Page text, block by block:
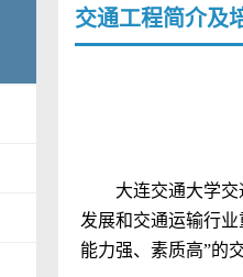
交通工程简介及
大连交通大学交通
发展和交通运输行
能力强、素质高”的